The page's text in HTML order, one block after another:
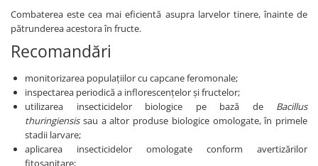
Semințe
Erbicide
Fungicide
Insecticide
Biostimulatori
Fertilizanți foliari
Dezinfectant sol
Regulatori de creștere
Fertilizanți foliari
Adjuvanți
MAZĂRE
Fungicide
Insecticide
Biostimulatori
Fertilizanți foliari
MENTĂ
Combaterea este cea mai eficientă asupra larvelor tinere, înainte de
pătrunderea acestora în fructe.
Recomandări
monitorizarea populațiilor cu capcane feromonale;
inspectarea periodică a inflorescențelor și fructelor;
utilizarea insecticidelor biologice pe bază de Bacillus
thuringiensissau a altor produse biologice omologate, în primele
stadii larvare;
aplicarea insecticidelor omologate conform avertizărilor
fitosanitare;